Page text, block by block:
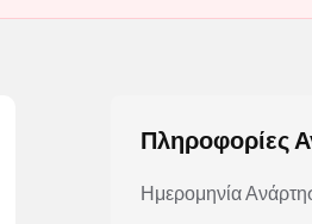
Πληροφορίες
Ημερομηνία